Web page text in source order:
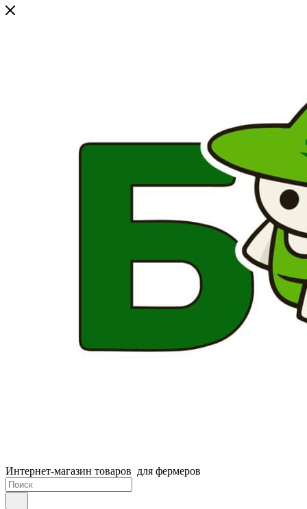
Интернет-магазин товаров для фермеров